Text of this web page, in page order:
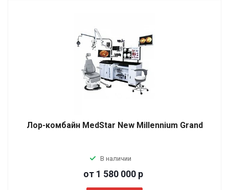
Лор-комбайн MedStar New Millennium Grand
В наличии
от 1 580 000 р